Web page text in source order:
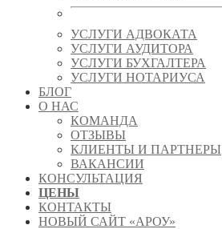
УСЛУГИ АДВОКАТА
УСЛУГИ АУДИТОРА
УСЛУГИ БУХГАЛТЕРА
УСЛУГИ НОТАРИУСА
БЛОГ
О НАС
КОМАНДА
ОТЗЫВЫ
КЛИЕНТЫ И ПАРТНЕРЫ
ВАКАНСИИ
КОНСУЛЬТАЦИЯ
ЦЕНЫ
КОНТАКТЫ
НОВЫЙ САЙТ «АРОУ»